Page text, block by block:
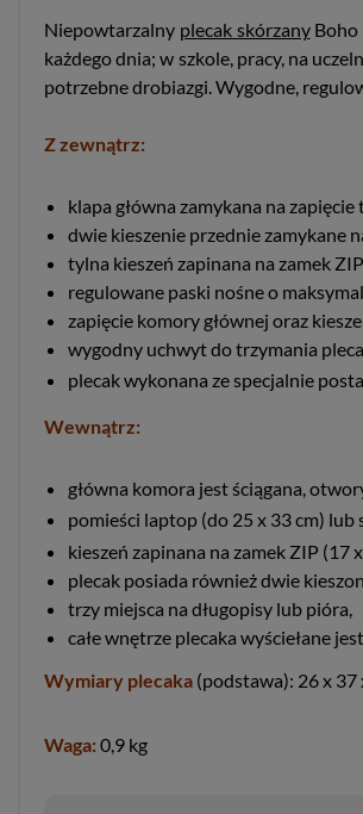
Niepowtarzalny plecak skórzanyBoho
każdego dnia; w szkole, pracy, na
potrzebne drobiazgi. Wygodne,
Z zewnątrz:
klapa główna zamykana na
dwie kieszenie przednie zamykane
tylna kieszeń zapinana na zamek
regulowane paski nośne o
zapięcie komory głównej oraz
wygodny uchwyt do trzymania
plecak wykonana ze specjalnie
Wewnątrz:
główna komora jest ściągana,
pomieści laptop (do 25 x 33 cm)
kieszeń zapinana na zamek ZIP (17
plecak posiada również dwie
trzy miejsca na długopisy lub pióra,
całe wnętrze plecaka wyściełane
Wymiary plecaka (podstawa): 26 x 37
Waga: 0,9 kg